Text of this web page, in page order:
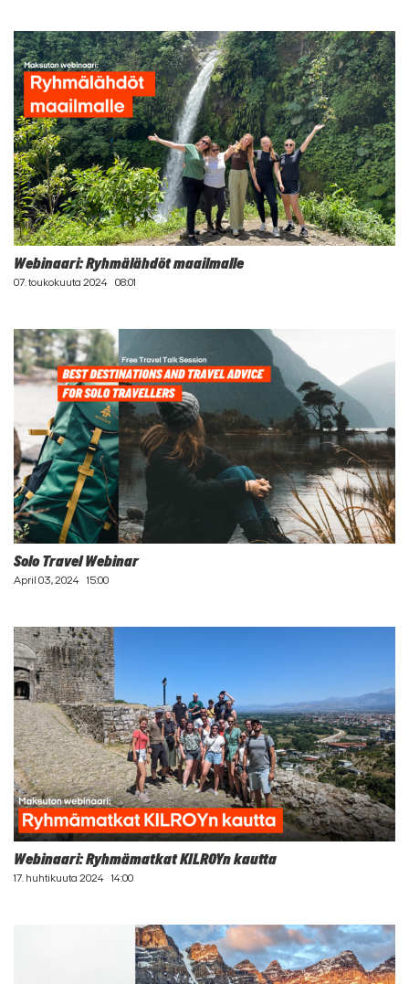
Webinaari: Ryhmälähdöt maailmalle
07. toukokuuta 2024 08:01
Solo Travel Webinar
April 03, 2024 15:00
Webinaari: Ryhmämatkat KILROYn kautta
17. huhtikuuta 2024 14:00